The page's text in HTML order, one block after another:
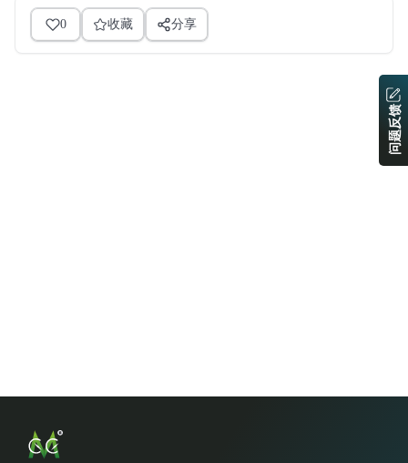
0 收藏 分享
问题反馈